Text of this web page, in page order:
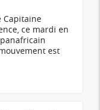
Capitaine
ce mardi en
est